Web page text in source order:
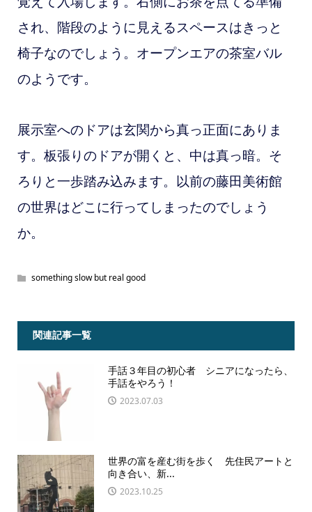
され、階段のように見えるスペースはきっと
椅子なのでしょう。オープンエアの茶室バル
のようです。
展示室へのドアは玄関から真っ正面にありま
す。板張りのドアが開くと、中は真っ暗。そ
ろりと一歩踏み込みます。以前の藤田美術館
の世界はどこに行ってしまったのでしょう
か。
something slow but real good
関連記事一覧
手話３年目の初心者 シニアになったら、
手話をやろう！
2023.07.03
世界の富を産む街を歩く 先住民アートと
向き合い、新...
2023.10.25